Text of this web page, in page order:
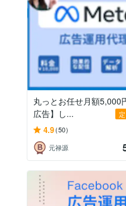
丸っとお任せ月額5,000
広告】し...
4.9(50)
元禄源